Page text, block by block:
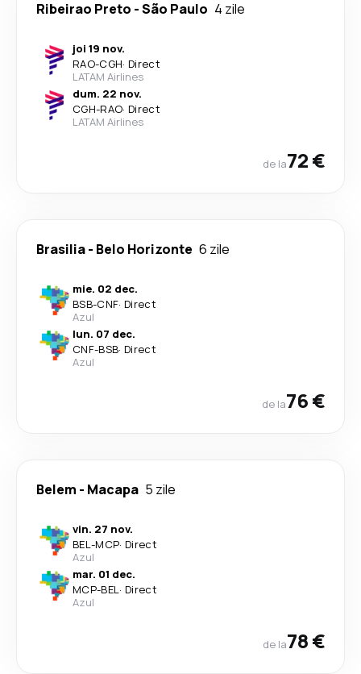
Ribeirao Preto -São Paulo 4 zile
joi 19 nov.
RAO-CGH· Direct
LATAM Airlines
dum. 22 nov.
CGH-RAO· Direct
LATAM Airlines
de la72 €
Brasilia- Belo Horizonte 6 zile
mie. 02 dec.
BSB-CNF· Direct
Azul
lun. 07 dec.
CNF-BSB· Direct
Azul
de la76 €
Belem - Macapa 5 zile
vin. 27 nov.
BEL-MCP· Direct
Azul
mar. 01 dec.
MCP-BEL· Direct
Azul
de la78 €